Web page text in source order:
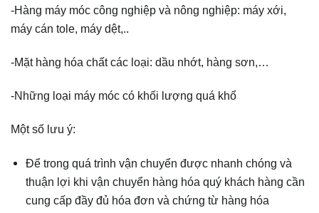
-Hàng máy móc công nghiệp và nông nghiệp: máy xới,
máy cán tole, máy dệt,..
-Mặt hàng hóa chất các loại: dầu nhớt, hàng sơn,…
-Những loại máy móc có khối lượng quá khổ
Một số lưu ý:
Để trong quá trình vận chuyển được nhanh chóng và
thuận lợi khi vận chuyển hàng hóa quý khách hàng cần
cung cấp đầy đủ hóa đơn và chứng từ hàng hóa